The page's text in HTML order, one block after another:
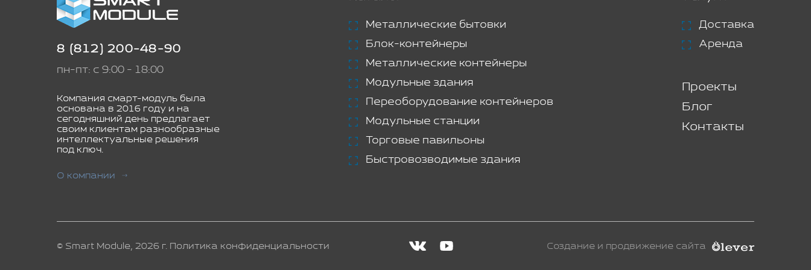
8 (812) 200-48-90
пн-пт: с 9:00 - 18:00
Компания смарт-модуль была
основана в 2016 году и на
сегодняшний день предлагает
своим клиентам разнообразные
интеллектуальные решения
под ключ.
О компании
Металлические бытовки
Блок-контейнеры
Металлические контейнеры
Модульные здания
Переоборудование контейнеров
Модульные станции
Торговые павильоны
Быстровозводимые здания
Доставка
Аренда
Проекты
Блог
Контакты
© Smart Module, 2026 г. Политика конфиденциальности Создание и продвижение сайта